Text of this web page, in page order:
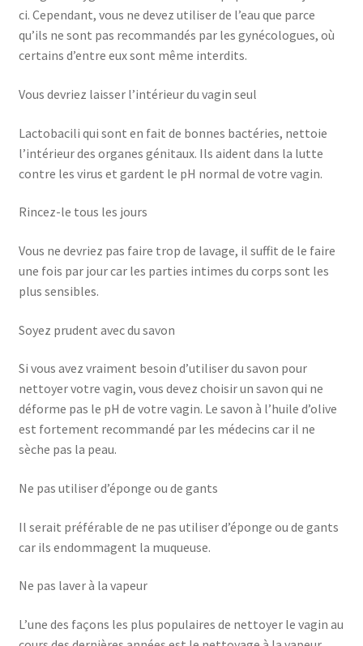
ci. Cependant, vous ne devez utiliser de l’eau que parce
qu’ils ne sont pas recommandés par les gynécologues, où
certains d’entre eux sont même interdits.
Vous devriez laisser l’intérieur du vagin seul
Lactobacili qui sont en fait de bonnes bactéries, nettoie
l’intérieur des organes génitaux. Ils aident dans la lutte
contre les virus et gardent le pH normal de votre vagin.
Rincez-le tous les jours
Vous ne devriez pas faire trop de lavage, il suffit de le faire
une fois par jour car les parties intimes du corps sont les
plus sensibles.
Soyez prudent avec du savon
Si vous avez vraiment besoin d’utiliser du savon pour
nettoyer votre vagin, vous devez choisir un savon qui ne
déforme pas le pH de votre vagin. Le savon à l’huile d’olive
est fortement recommandé par les médecins car il ne
sèche pas la peau.
Ne pas utiliser d’éponge ou de gants
Il serait préférable de ne pas utiliser d’éponge ou de gants
car ils endommagent la muqueuse.
Ne pas laver à la vapeur
L’une des façons les plus populaires de nettoyer le vagin au